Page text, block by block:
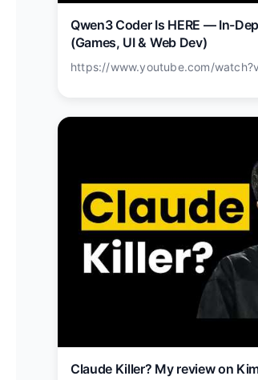
Qwen3 Coder Is HERE — In-
(Games, UI & Web Dev)
https://www.youtube.com/
Claude Killer? My review on